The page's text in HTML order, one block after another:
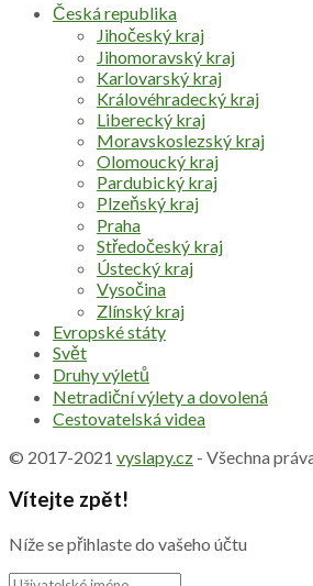
Česká republika
Jihočeský kraj
Jihomoravský kraj
Karlovarský kraj
Královéhradecký kraj
Liberecký kraj
Moravskoslezský kraj
Olomoucký kraj
Pardubický kraj
Plzeňský kraj
Praha
Středočeský kraj
Ústecký kraj
Vysočina
Zlínský kraj
Evropské státy
Svět
Druhy výletů
Netradiční výlety a dovolená
Cestovatelská videa
© 2017-2021 vyslapy.cz - Všechna
Vítejte zpět!
Níže se přihlaste do vašeho účtu